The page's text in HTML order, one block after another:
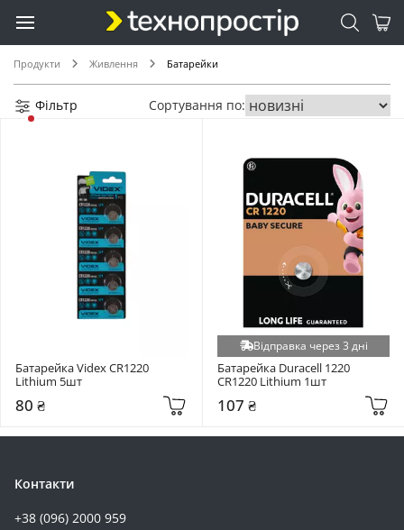
Продукти Живлення Батарейки
LR754/AG5 (+1)
LR921/AG6 (+1)
LR926/AG7 (+1)
LR936/AG9 (+1)
PR312 (+1)
PR41 (+1)
PR48 (+1)
PR-13 (+1)
SR1130 (+1)
SR421SW (+1)
SR712SW (+1)
Фільтр Сортування по:
Батарейка Videx CR1220
Lithium 5шт
80 ₴
Відправка через 3 дні
Батарейка Duracell 1220
CR1220 Lithium 1шт
107 ₴
Контакти
+38 (096) 2000 959